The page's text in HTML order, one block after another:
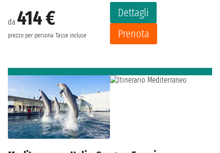
da 414 €
prezzo per persona Tasse incluse
Dettagli
Prenota